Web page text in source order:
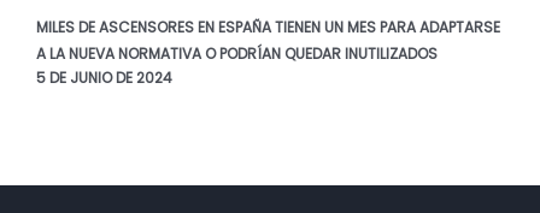
MILES DE ASCENSORES EN ESPAÑA TIENEN UN MES PARA ADAPTARSE
A LA NUEVA NORMATIVA O PODRÍAN QUEDAR INUTILIZADOS
5 DE JUNIO DE 2024